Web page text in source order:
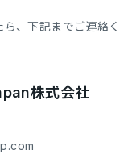
、下記までご連絡く
株式会社